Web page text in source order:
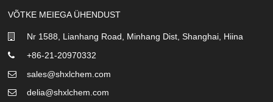
VÕTKE MEIEGA ÜHENDUST
Nr 1588, Lianhang Road, Minhang Dist, Shanghai, Hiina
+86-21-20970332
sales@shxlchem.com
delia@shxlchem.com